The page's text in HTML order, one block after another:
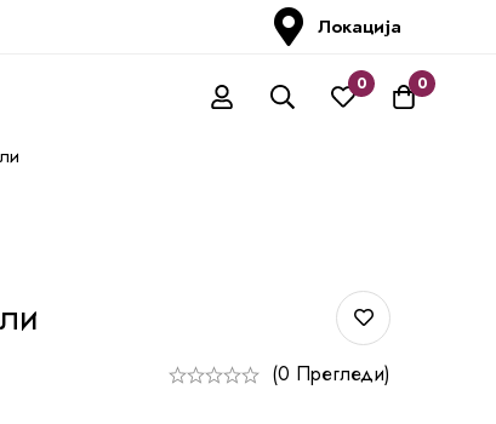
Локација
0 0
(0 Прегледи)